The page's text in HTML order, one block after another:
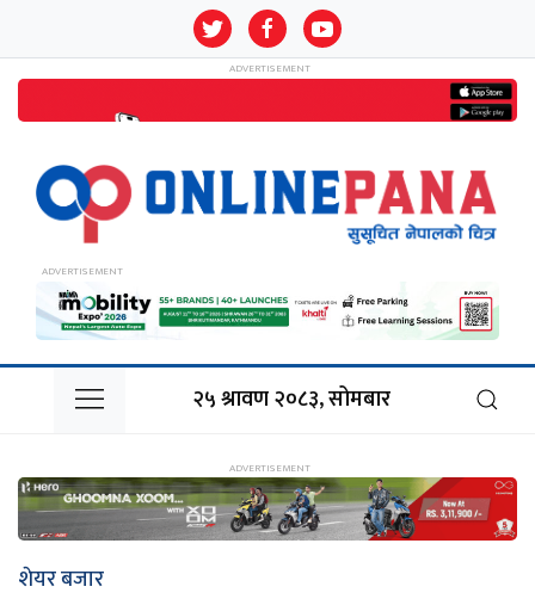
२५ श्रावण २०८३, सोमबार
शेयर बजार